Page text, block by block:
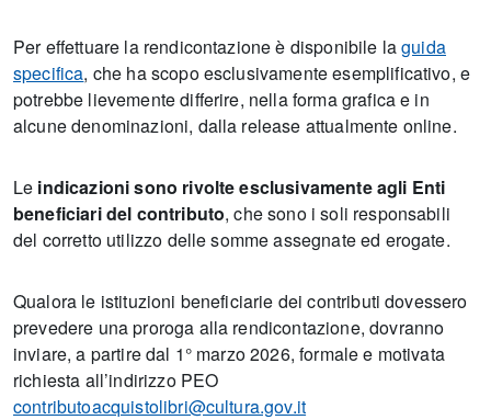
Per effettuare la rendicontazione è disponibile laguida
specifica, che ha scopo esclusivamente esemplificativo, e
potrebbe lievemente differire, nella forma grafica e in
alcune denominazioni, dalla release attualmente online.
Le indicazioni sono rivolte esclusivamente agli Enti
beneficiari del contributo, che sono i soli responsabili
del corretto utilizzo delle somme assegnate ed erogate.
Qualora le istituzioni beneficiarie dei contributi dovessero
prevedere una proroga alla rendicontazione, dovranno
inviare, a partire dal 1° marzo 2026, formale e motivata
richiesta all’indirizzo PEO
contributoacquistolibri@cultura.gov.it